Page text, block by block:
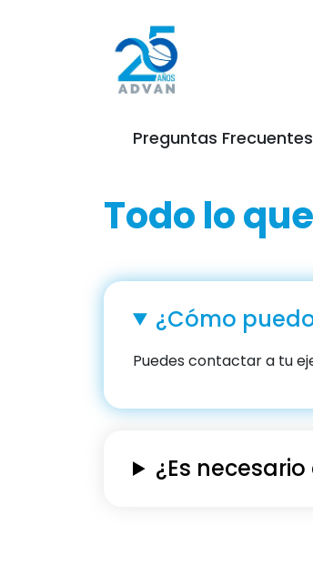
Preguntas Frecuentes
Todo lo
¿Cómo
Puedes contactar a tu
¿Es